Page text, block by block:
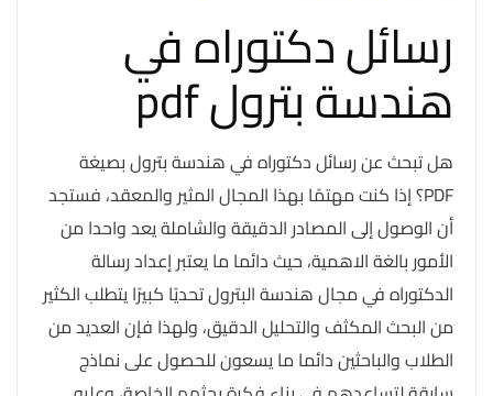
رسائل دكتوراه في
هندسة بترول pdf
هل تبحث عن رسائل دكتوراه في هندسة بترول بصيغة
PDF؟ إذا كنت مهتمًا بهذا المجال المثير والمعقد، فستجد
أن الوصول إلى المصادر الدقيقة والشاملة يعد واحدا من
الأمور بالغة الاهمية، حيث دائما ما يعتبر إعداد رسالة
الدكتوراه في مجال هندسة البترول تحديًا كبيرًا يتطلب الكثير
من البحث المكثف والتحليل الدقيق، ولهذا فإن العديد من
الطلاب والباحثين دائما ما يسعون للحصول على نماذج